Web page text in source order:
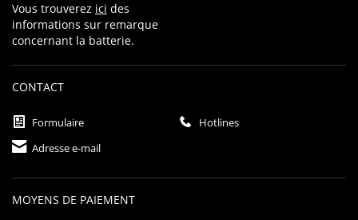
Vous trouverez ici des
informations sur remarque
concernant la batterie.
CONTACT
Formulaire
Hotlines
Adresse e-mail
MOYENS DE PAIEMENT